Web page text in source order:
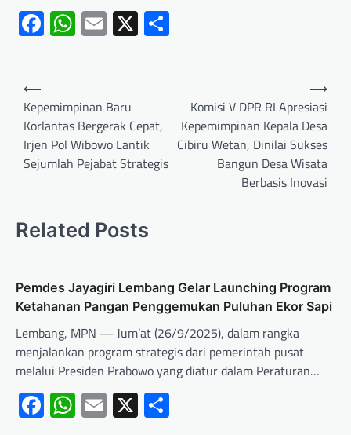
Facebook
WhatsApp
Email
X
⟵
Kepemimpinan Baru
Korlantas Bergerak Cepat,
Irjen Pol Wibowo Lantik
Sejumlah Pejabat Strategis
Komisi V DPR RI Apresiasi
Kepemimpinan Kepala Desa
Cibiru Wetan, Dinilai Sukses
Bangun Desa Wisata
Berbasis Inovasi
⟶
Related Posts
Pemdes Jayagiri Lembang Gelar Launching Program
Ketahanan Pangan Penggemukan Puluhan Ekor Sapi
Lembang, MPN — Jum’at (26/9/2025), dalam rangka
menjalankan program strategis dari pemerintah pusat
melalui Presiden Prabowo yang diatur dalam Peraturan…
Facebook
WhatsApp
Email
X